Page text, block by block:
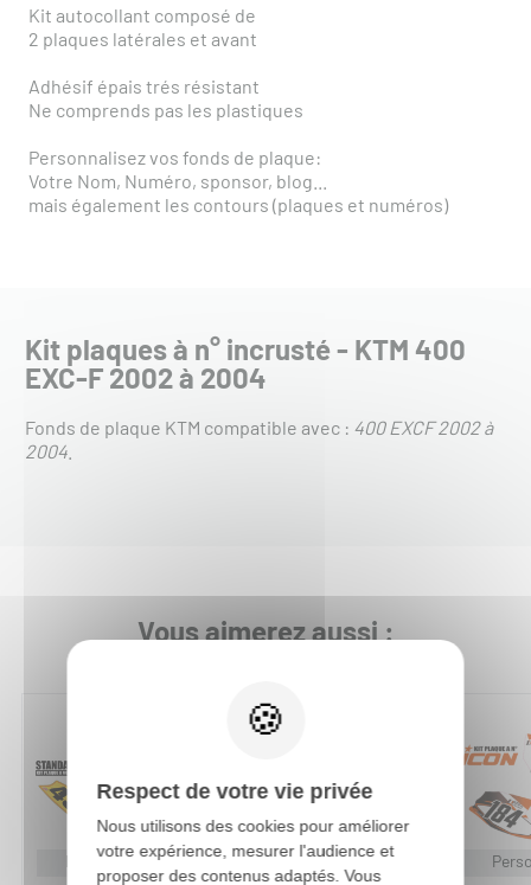
Kit autocollant composé de
2 plaques latérales et avant
Adhésif épais trés résistant
Ne comprends pas les plastiques
Personnalisez vos fonds de plaque:
Votre Nom, Numéro, sponsor, blog...
mais également les contours (plaques et numéros)
Kit plaques à n° incrusté - KTM 400
EXC-F 2002 à 2004
Fonds de plaque KTM compatible avec : 400 EXCF 2002 à
2004
Vous aimerez aussi :
Personnalisable Personnalisable
Respect de votre vie privée
Nous utilisons des cookies pour améliorer
votre expérience, mesurer l'audience et
proposer des contenus adaptés. Vous